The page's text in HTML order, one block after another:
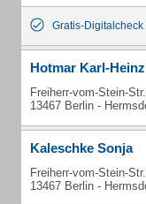
Gratis-Digitalcheck
Hotmar Karl-Heinz
Freiherr-vom-Stein-
13467 Berlin -
Kaleschke Sonja
Freiherr-vom-Stein-
13467 Berlin -